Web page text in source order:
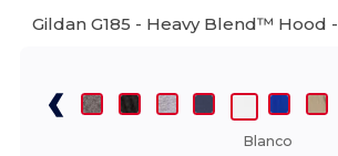
Gildan G185 - Heavy Blend™ Hood -
Blanco